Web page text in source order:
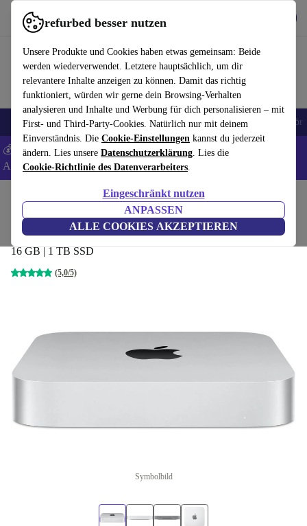
refurbed besser nutzen
Unsere Produkte und Cookies haben etwas gemeinsam: Beide
werden wiederverwendet. Letztere hauptsächlich, um dir
relevantere Inhalte anzeigen zu können. Damit das richtig
funktioniert, würden wir gerne dein Browsing-Verhalten
analysieren und Inhalte und Werbung für dich personalisieren – mit
First- und Third-Party-Cookies. Natürlich nur mit deinem
Einverständnis. Die Cookie-Einstellungen kannst du jederzeit
ändern. Lies unsere Datenschutzerklärung. Lies die
Cookie-Richtlinie des Datenverarbeiters.
Eingeschränkt nutzen
ANPASSEN
ALLE COOKIES AKZEPTIEREN
refurbed schnell und einfach nutzen
🎒 Back to school Handys Laptops Tablets Smartwatches Zubehör
💰 Extra -8% auf Samsung- und Google-Smartphones - Code:
ANDROID8 -AGB
Desktop PCs Apple Mac
Apple Mac Mini 2023 M2
16 GB | 1 TB SSD
(5,0/5)
Symbolbild